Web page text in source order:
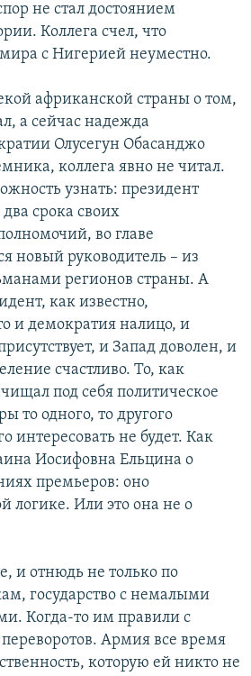
не стал достоянием
Коллега счел, что
с Нигерией неуместно.
африканской страны о том,
а сейчас надежда
Олусегун Обасанджо
коллега явно не читал.
узнать: президент
срока своих
во главе
новый руководитель – из
регионов страны. А
как известно,
и демократия налицо, и
и Запад доволен, и
счастливо. То, как
под себя политическое
то одного, то другого
интересовать не будет. Как
Иосифовна Ельцина о
премьеров: оно
логике. Или это она не о
и отнюдь не только по
государство с немалыми
Когда-то им правили с
Армия все время
которую ей никто не